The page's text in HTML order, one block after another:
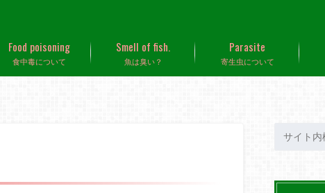
食中毒について
Food poisoning
魚は臭い？
Smell of fish.
寄生虫について
Parasite